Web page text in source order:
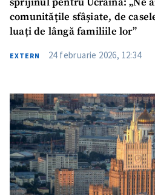
comunitățile sfâșiate, de
luați de lângă familiile lor”
EXTERN 24 februarie 2026, 12:34